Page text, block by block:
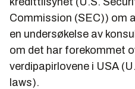
Commission (SEC)) om
en undersøkelse av
om det har forekommet
verdipapirlovene i USA
laws).